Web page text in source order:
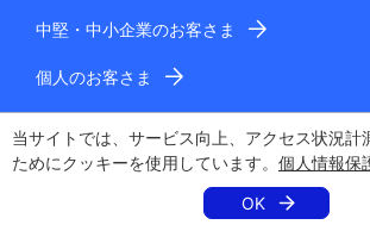
当サイトでは、サービス向上、アクセス状況計
ためにクッキーを使用しています。 個人情報保
OK
中堅・中小企業のお客さま
個人のお客さま
製品・サービス